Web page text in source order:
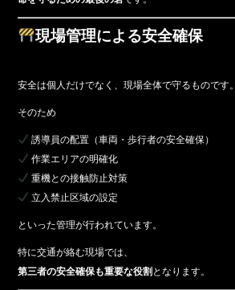
現場管理による安全確保
安全は個人だけでなく、現場全体で守るものです。
そのため
誘導員の配置（車両・歩行者の安全確保）
作業エリアの明確化
重機との接触防止対策
立入禁止区域の設定
といった管理が行われています。
特に交通が絡む現場では、
第三者の安全確保も重要な役割 となります。